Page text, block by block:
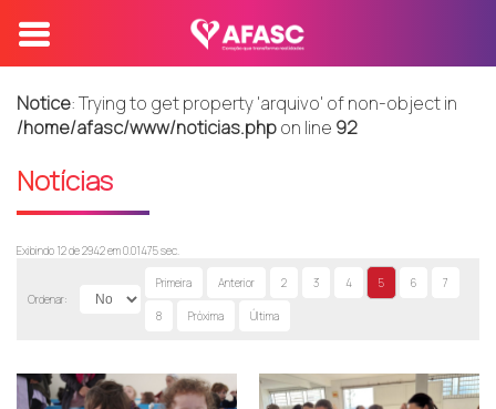
Notice: Trying to get property 'arquivo' of non-object in
/home/afasc/www/noticias.phpon line 92
Notícias
Exibindo 12 de 2942 em 0.01475 sec.
Ordenar:
Primeira Anterior 2 3 4 5 6 7
8 Próxima Última